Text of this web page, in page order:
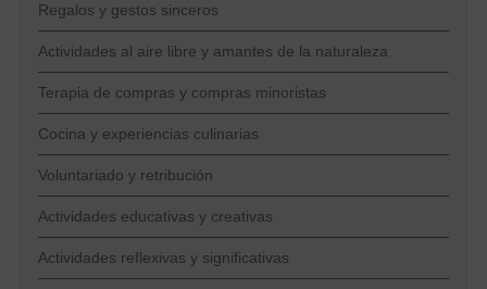
Regalos y gestos sinceros
Actividades al aire libre y amantes de la naturaleza
Terapia de compras y compras minoristas
Cocina y experiencias culinarias
Voluntariado y retribución
Actividades educativas y creativas
Actividades reflexivas y significativas